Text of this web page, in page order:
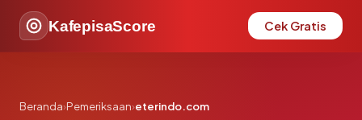
KafepisaScore Cek Gratis
Beranda›Pemeriksaan›eterindo.com